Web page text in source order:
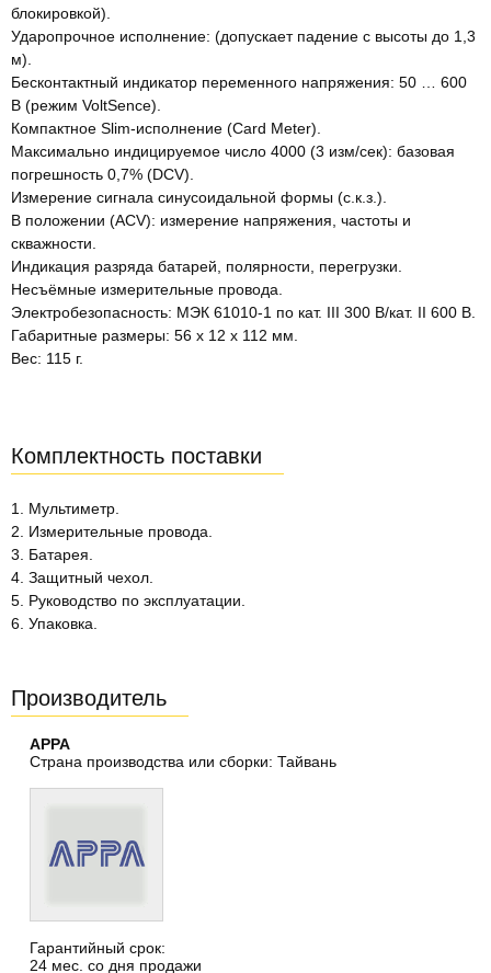
блокировкой).
Ударопрочное исполнение: (допускает падение с высоты до 1,3
м).
Бесконтактный индикатор переменного напряжения: 50 … 600
В (режим VoltSence).
Компактное Slim-исполнение (Card Meter).
Максимально индицируемое число 4000 (3 изм/сек): базовая
погрешность 0,7% (DCV).
Измерение сигнала синусоидальной формы (с.к.з.).
В положении (ACV): измерение напряжения, частоты и
скважности.
Индикация разряда батарей, полярности, перегрузки.
Несъёмные измерительные провода.
Электробезопасность: МЭК 61010-1 по кат. III 300 В/кат. II 600 В.
Габаритные размеры: 56 х 12 х 112 мм.
Вес: 115 г.
Комплектность поставки
1. Мультиметр.
2. Измерительные провода.
3. Батарея.
4. Защитный чехол.
5. Руководство по эксплуатации.
6. Упаковка.
Производитель
APPA
Страна производства или сборки: Тайвань
Гарантийный срок:
24 мес. со дня продажи